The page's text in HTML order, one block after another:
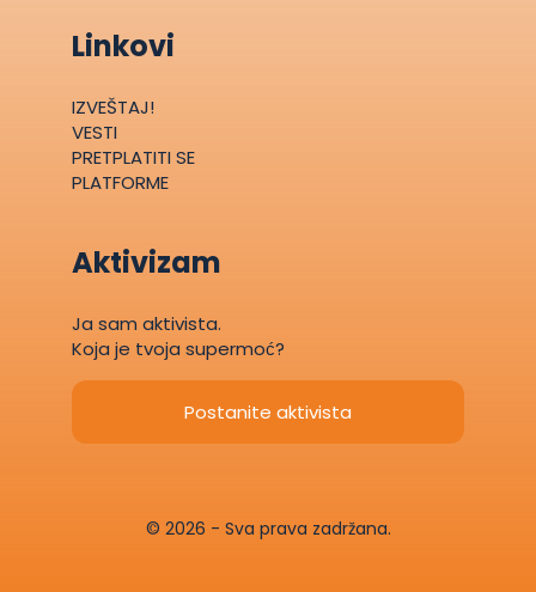
Linkovi
IZVEŠTAJ!
VESTI
PRETPLATITI SE
PLATFORME
Aktivizam
Ja sam aktivista.
Koja je tvoja supermoć?
Postanite aktivista
© 2026 - Sva prava zadržana.